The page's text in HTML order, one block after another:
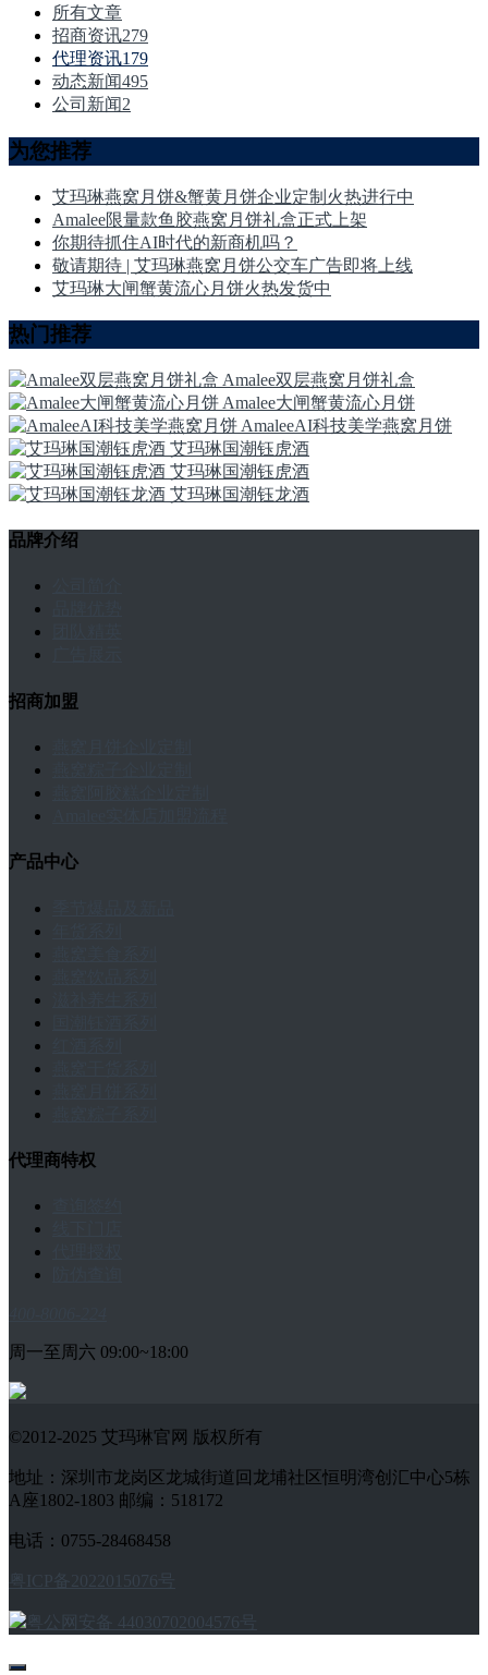
所有文章
招商资讯279
代理资讯179
动态新闻495
公司新闻2
为您推荐
艾玛琳燕窝月饼&蟹黄月饼企业定制火热进行中
Amalee限量款鱼胶燕窝月饼礼盒正式上架
你期待抓住AI时代的新商机吗？
敬请期待 | 艾玛琳燕窝月饼公交车广告即将上线
艾玛琳大闸蟹黄流心月饼火热发货中
热门推荐
Amalee双层燕窝月饼礼盒
Amalee大闸蟹黄流心月饼
AmaleeAI科技美学燕窝月饼
艾玛琳国潮钰虎酒
艾玛琳国潮钰虎酒
艾玛琳国潮钰龙酒
品牌介绍
招商加盟
产品中心
代理商特权
周一至周六 09:00~18:00
©2012-2025 艾玛琳官网 版权所有
地址：深圳市龙岗区龙城街道回龙埔社区恒明湾创汇中心5栋
A座1802-1803 邮编：518172
电话：0755-28468458
粤ICP备2022015076号
粤公网安备 44030702004576号